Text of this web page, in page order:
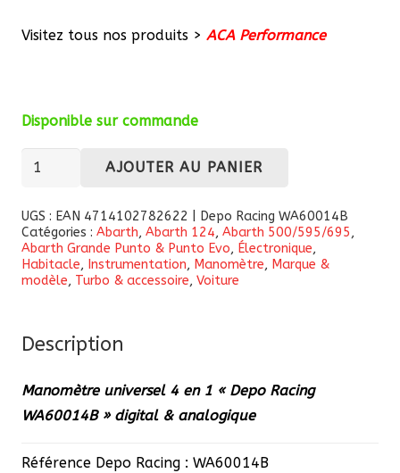
Visitez tous nos produits > ACA Performance
Disponible sur commande
quantité
Manomètre
universel
4
en
"Depo
WA60014B"
digital
analogique
AJOUTER AU PANIER
UGS : EAN 4714102782622 | Depo Racing WA60014B
Catégories : Abarth, Abarth 124, Abarth 500/595/695,
Abarth Grande Punto & Punto Evo, Électronique,
Habitacle, Instrumentation, Manomètre, Marque &
modèle, Turbo & accessoire, Voiture
Description
Manomètre universel 4 en 1 « Depo Racing
WA60014B » digital & analogique
Référence Depo Racing : WA60014B